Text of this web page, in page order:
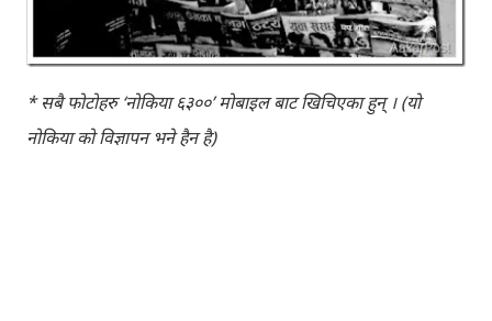
* सबै फोटोहरु ‘नोकिया ६३००’ मोबाइल बाट खिचिएका हुन् । (यो
नोकिया को विज्ञापन भने हैन है)